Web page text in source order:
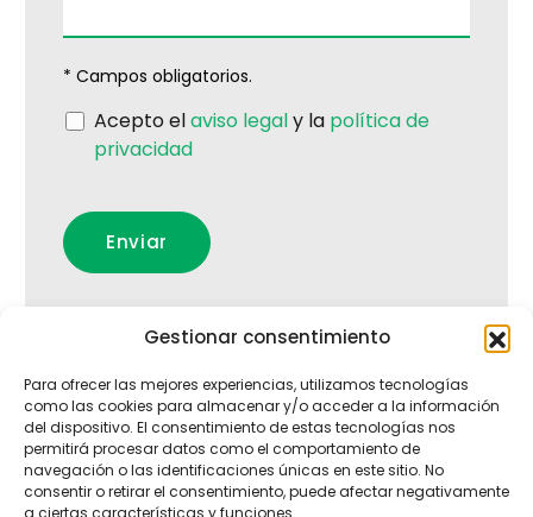
Gestionar consentimiento
Para ofrecer las mejores experiencias, utilizamos tecnologías
como las cookies para almacenar y/o acceder a la información
del dispositivo. El consentimiento de estas tecnologías nos
permitirá procesar datos como el comportamiento de
navegación o las identificaciones únicas en este sitio. No
consentir o retirar el consentimiento, puede afectar negativamente
a ciertas características y funciones.
* Campos obligatorios.
Acepto elaviso legaly la política de
privacidad